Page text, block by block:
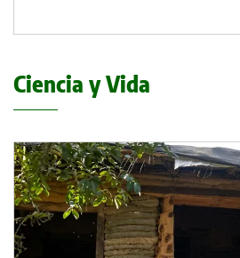
Ciencia y Vida